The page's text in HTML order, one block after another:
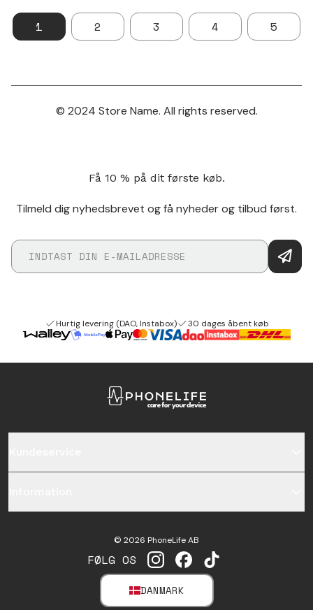
1 2 3 4 5
© 2024 Store Name. All rights reserved.
Få 10 % på dit første køb.
Tilmeld dig nyhedsbrevet og få nyheder og tilbud først.
Hurtig levering (DAO, Instabox) 30 dages åbent køb
FØLG OS INSTAGRAM
FACEBOOKTIKTOK
DANMARK
SELECT MARKET
© 2026 PhoneLife AB